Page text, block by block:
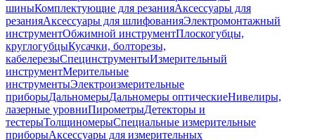
шиныКомплектующие для резанияАксессуары для
резанияАксессуары для шлифованияЭлектромонтажный
инструментОбжимной инструментПлоскогубцы,
круглогубцыКусачки, болторезы,
кабелерезыСпецинструментыИзмерительный
инструментМерительные
инструментыЭлектроизмерительные
приборыДальномерыДальномеры оптическиеНивелиры,
лазерные уровниПирометрыДетекторы и
тестерыТолщиномерыСпециальные измерительные
приборыАксессуары для измерительных